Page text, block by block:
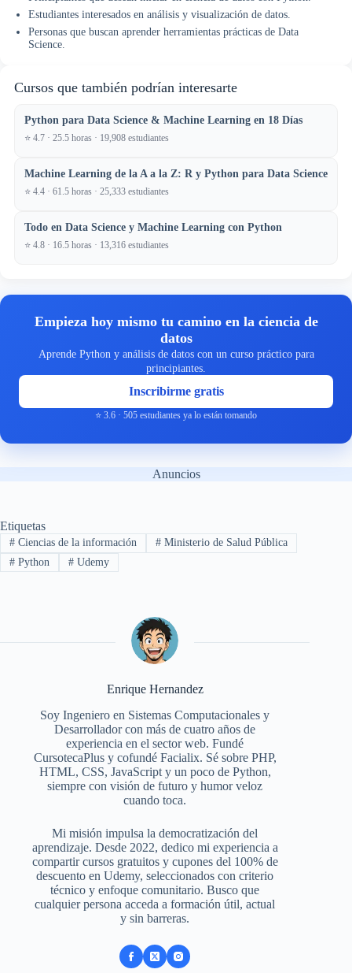
Estudiantes interesados en análisis y visualización de datos.
Personas que buscan aprender herramientas prácticas de Data
Science.
Cursos que también podrían interesarte
Python para Data Science & Machine Learning en 18 Días
⭐ 4.7 · 25.5 horas · 19,908 estudiantes
Machine Learning de la A a la Z: R y Python para Data Science
⭐ 4.4 · 61.5 horas · 25,333 estudiantes
Todo en Data Science y Machine Learning con Python
⭐ 4.8 · 16.5 horas · 13,316 estudiantes
Empieza hoy mismo tu camino en la ciencia de
datos
Aprende Python y análisis de datos con un curso práctico para
principiantes.
Inscribirme gratis
⭐ 3.6 · 505 estudiantes ya lo están tomando
Anuncios
Etiquetas
#Ciencias de la información #Ministerio de Salud Pública
#Python #Udemy
Enrique Hernandez
Soy Ingeniero en Sistemas Computacionales y
Desarrollador con más de cuatro años de
experiencia en el sector web. Fundé
CursotecaPlus y cofundé Facialix. Sé sobre PHP,
HTML, CSS, JavaScript y un poco de Python,
siempre con visión de futuro y humor veloz
cuando toca.
Mi misión impulsa la democratización del
aprendizaje. Desde 2022, dedico mi experiencia a
compartir cursos gratuitos y cupones del 100% de
descuento en Udemy, seleccionados con criterio
técnico y enfoque comunitario. Busco que
cualquier persona acceda a formación útil, actual
y sin barreras.